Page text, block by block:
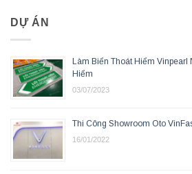
DỰ ÁN
Làm Biển Thoát Hiểm Vinpearl
Hiểm
03/07/2023
Thi Công Showroom Oto
16/01/2022